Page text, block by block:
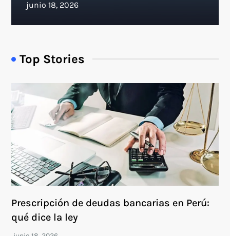
Top Stories
Prescripción de deudas bancarias en Perú:
qué dice la ley